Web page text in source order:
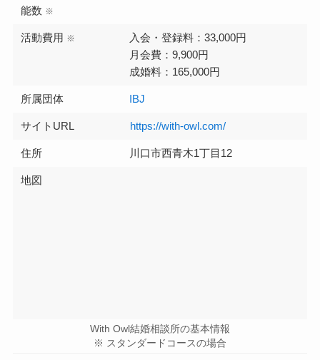
能数 ※
活動費用 ※
入会・登録料：33,000円
月会費：9,900円
成婚料：165,000円
所属団体 IBJ
サイトURL https://with-owl.com/
住所 川口市西青木1丁目12
地図
With Owl結婚相談所の基本情報
※ スタンダードコースの場合